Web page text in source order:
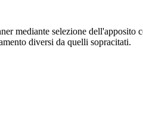
mediante selezione
diversi da quelli sopracitati.